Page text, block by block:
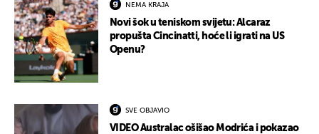
NEMA KRAJA
Novi šok u teniskom svijetu: Alcaraz
propušta Cincinatti, hoće li igrati na US
Openu?
SVE OBJAVIO
VIDEO Australac ošišao Modrića i pokazao